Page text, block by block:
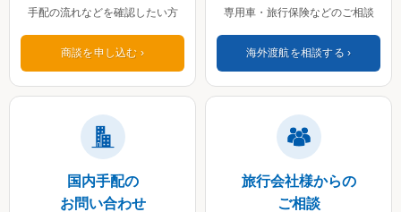
手配の流れなどを確認したい方
商談を申し込む
専用車・旅行保険などのご相談
海外渡航を相談する
国内手配の
お問い合わせ
旅行会社様からの
ご相談